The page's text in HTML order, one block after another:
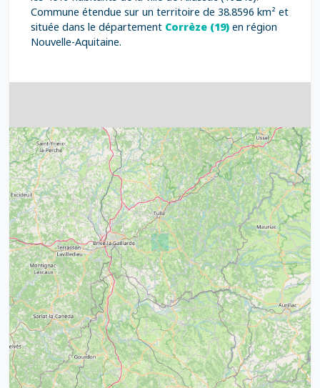
Commune étendue sur un territoire de 38.8596 km² et
située dans le département Corrèze (19) en région
Nouvelle-Aquitaine.
4
15
21
14
32
39
52 68
43